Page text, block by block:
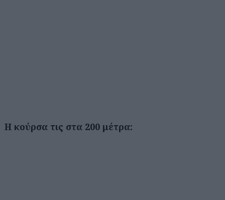
Η κούρσα τις στα 200 μέτρα: